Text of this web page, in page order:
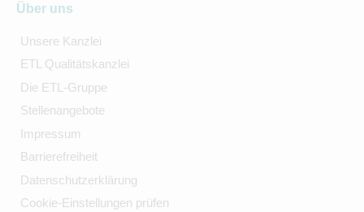
Über uns
Unsere Kanzlei
ETL Qualitätskanzlei
Die ETL-Gruppe
Stellenangebote
Impressum
Barrierefreiheit
Datenschutzerklärung
Cookie-Einstellungen prüfen